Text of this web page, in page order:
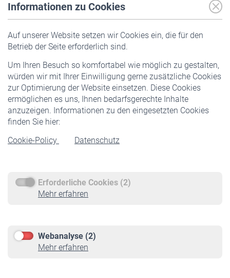
Informationen zu Cookies
Auf unserer Website setzen wir Cookies ein, die für den
Betrieb der Seite erforderlich sind.
Um Ihren Besuch so komfortabel wie möglich zu gestalten,
würden wir mit Ihrer Einwilligung gerne zusätzliche Cookies
zur Optimierung der Website einsetzen. Diese Cookies
ermöglichen es uns, Ihnen bedarfsgerechte Inhalte
anzuzeigen. Informationen zu den eingesetzten Cookies
finden Sie hier:
Cookie-Policy
Datenschutz
Erforderliche Cookies (2)
Mehr erfahren
Webanalyse (2)
Mehr erfahren
Pflichtversicherung
Staatliche Förderung
Veranstaltungen
Rentner
Rentenbeginn
Rente beantragen
Service
Informationen
Online-Rechner
VBLnewsletter